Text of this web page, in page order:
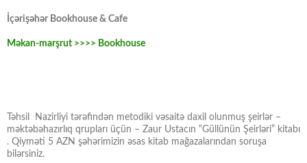
İçərişəhər Bookhouse & Cafe
Məkan-marşrut >>>> Bookhouse
Təhsil Nazirliyi tərəfindən metodiki vəsaitə daxil olunmuş şeirlər –
məktəbəhazırlıq qrupları üçün – Zaur Ustacın “Güllünün Şeirləri” kitabı
. Qiyməti 5 AZN şəhərimizin əsas kitab mağazalarından soruşa
bilərsiniz.